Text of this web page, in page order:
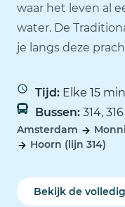
waar het leven al
water. De
je langs deze
Tijd: Elke 15
Bussen: 314, 316
Amsterdam
Hoorn (lijn 314)
Bekijk de